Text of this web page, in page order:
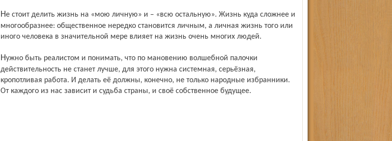
Не стоит делить жизнь на «мою личную» и – «всю остальную». Жизнь куда сложнее и
многообразнее: общественное нередко становится личным, а личная жизнь того или
иного человека в значительной мере влияет на жизнь очень многих людей.
Нужно быть реалистом и понимать, что по мановению волшебной палочки
действительность не станет лучше, для этого нужна системная, серьёзная,
кропотливая работа. И делать её должны, конечно, не только народные избранники.
От каждого из нас зависит и судьба страны, и своё собственное будущее.